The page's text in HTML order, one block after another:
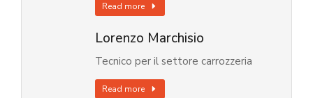
Read more
Lorenzo Marchisio
Tecnico per il settore carrozzeria
Read more